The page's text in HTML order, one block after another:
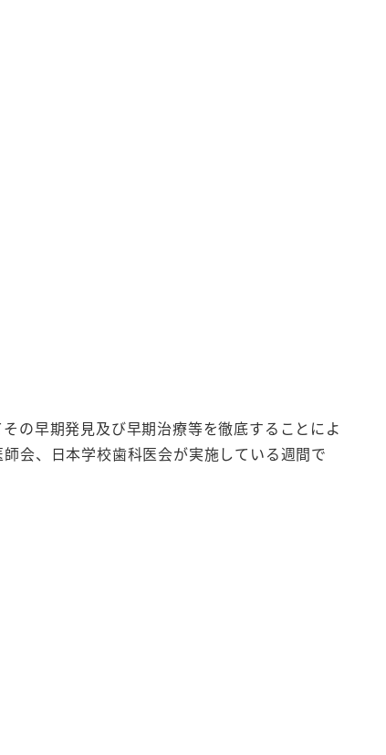
の早期発見及び早期治療等を徹底することによ
会、日本学校歯科医会が実施している週間で